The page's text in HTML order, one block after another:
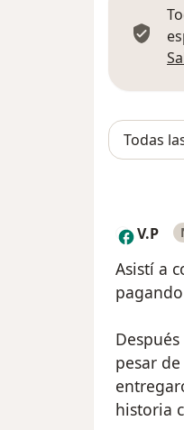
V V.P
Asistí a
pesar
historia